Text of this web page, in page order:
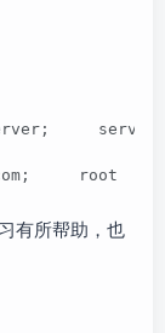
root  /
有所帮助，也